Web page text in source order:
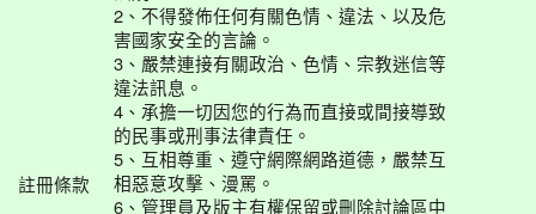
註冊條款
2、不得發佈任何有關色情、違法、以及危
害國家安全的言論。
3、嚴禁連接有關政治、色情、宗教迷信等
違法訊息。
4、承擔一切因您的行為而直接或間接導致
的民事或刑事法律責任。
5、互相尊重、遵守網際網路道德，嚴禁互
相惡意攻擊、漫罵。
6、管理員及版主有權保留或刪除討論區中